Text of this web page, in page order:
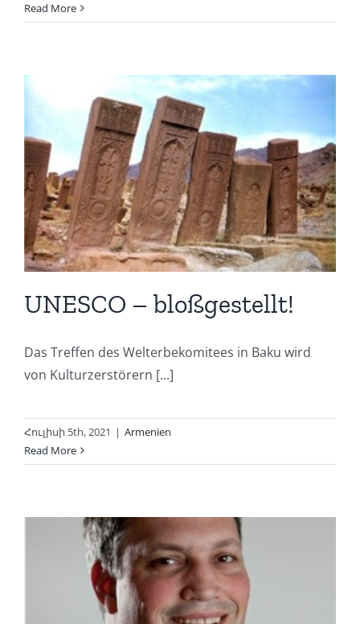
Read More
UNESCO – bloßgestellt!
Das Treffen des Welterbekomitees in Baku wird
von Kulturzerstörern [...]
Հուլիսի 5th, 2021 | Armenien
Read More